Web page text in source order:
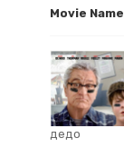
Movie Name
дедо